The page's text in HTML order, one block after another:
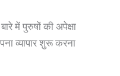
में पुरुषों की अपेक्षा
व्यापार शुरू करना